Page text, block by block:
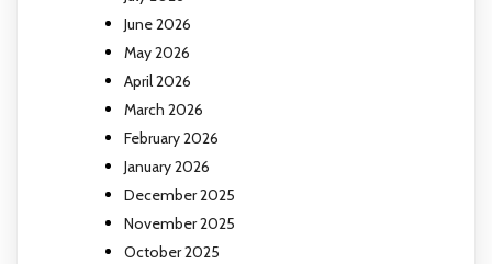
June 2026
May 2026
April 2026
March 2026
February 2026
January 2026
December 2025
November 2025
October 2025